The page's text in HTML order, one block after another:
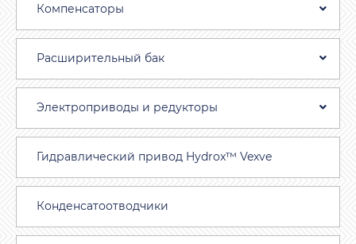
Компенсаторы
Расширительный бак
Электроприводы и редукторы
Гидравлический привод Hydrox™ Vexve
Конденсатоотводчики